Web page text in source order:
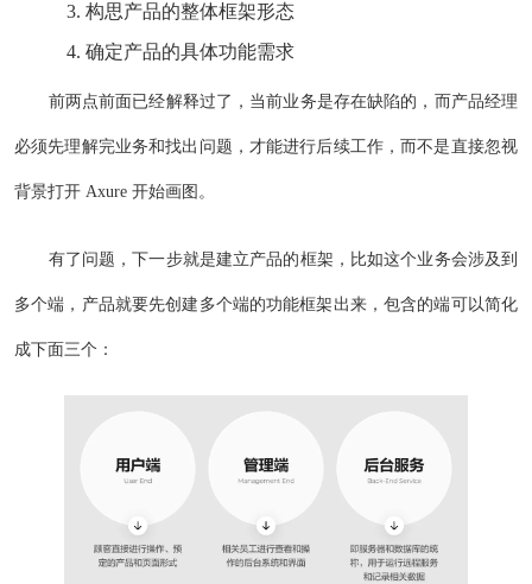
构思产品的整体框架形态
确定产品的具体功能需求
前两点前面已经解释过了，当前业务是存在缺陷的，而产品经理
必须先理解完业务和找出问题，才能进行后续工作，而不是直接忽视
背景打开 Axure 开始画图。
有了问题，下一步就是建立产品的框架，比如这个业务会涉及到
多个端，产品就要先创建多个端的功能框架出来，包含的端可以简化
成下面三个：